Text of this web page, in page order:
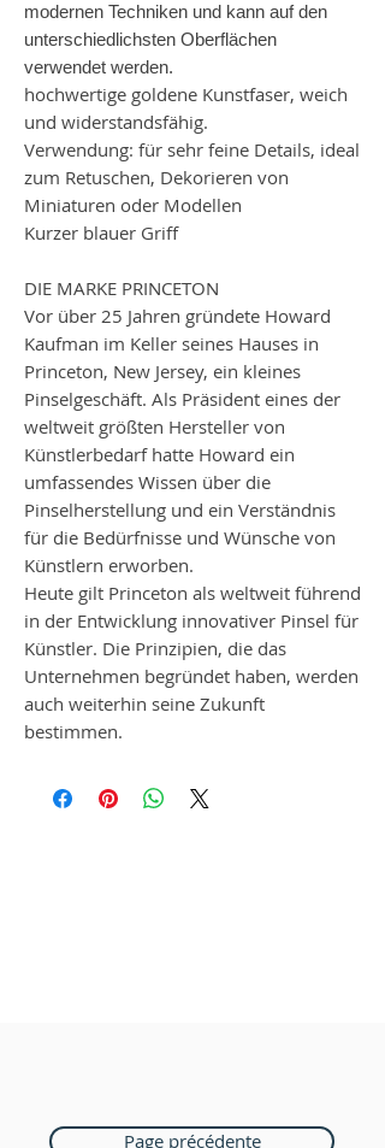
modernen Techniken und kann auf den
unterschiedlichsten Oberflächen
verwendet werden.
hochwertige goldene Kunstfaser, weich
und widerstandsfähig.
Verwendung: für sehr feine Details, ideal
zum Retuschen, Dekorieren von
Miniaturen oder Modellen
Kurzer blauer Griff
DIE MARKE PRINCETON
Vor über 25 Jahren gründete Howard
Kaufman im Keller seines Hauses in
Princeton, New Jersey, ein kleines
Pinselgeschäft. Als Präsident eines der
weltweit größten Hersteller von
Künstlerbedarf hatte Howard ein
umfassendes Wissen über die
Pinselherstellung und ein Verständnis
für die Bedürfnisse und Wünsche von
Künstlern erworben.
Heute gilt Princeton als weltweit führend
in der Entwicklung innovativer Pinsel für
Künstler. Die Prinzipien, die das
Unternehmen begründet haben, werden
auch weiterhin seine Zukunft
bestimmen.
Page précédente